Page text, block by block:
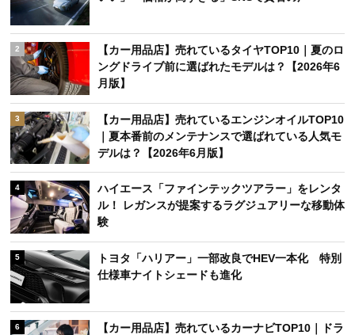
2
【カー用品店】売れているタイヤTOP10｜夏のロ
ングドライブ前に選ばれたモデルは？【2026年6
月版】
3
【カー用品店】売れているエンジンオイルTOP10
｜夏本番前のメンテナンスで選ばれている人気モ
デルは？【2026年6月版】
4
ハイエース「ファインテックツアラー」をレンタ
ル！ レガンスが提案するラグジュアリーな移動体
験
5
トヨタ「ハリアー」一部改良でHEV一本化 特別
仕様車ナイトシェードも進化
6
【カー用品店】売れているカーナビTOP10｜ドラ